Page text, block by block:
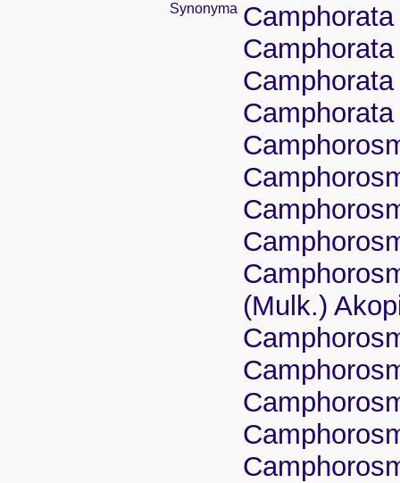
Synonyma
(Mulk.)